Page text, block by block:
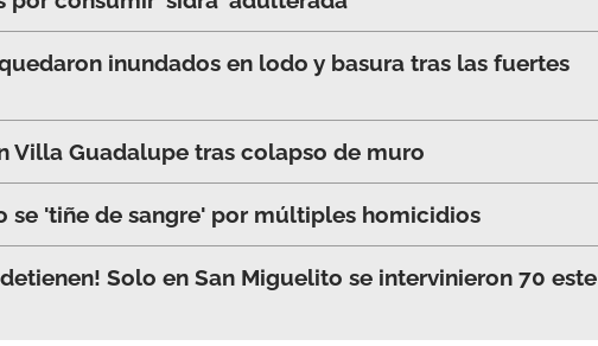
inundados en lodo y basura tras las fuertes
Villa Guadalupe tras colapso de muro
se 'tiñe de sangre' por múltiples homicidios
Solo en San Miguelito se intervinieron 70 este